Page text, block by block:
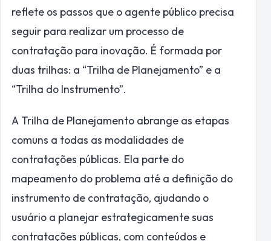
reflete os passos que o agente público precisa
seguir para realizar um processo de
contratação para inovação. É formada por
duas trilhas: a “Trilha de Planejamento” e a
“Trilha do Instrumento”.
A Trilha de Planejamento abrange as etapas
comuns a todas as modalidades de
contratações públicas. Ela parte do
mapeamento do problema até a definição do
instrumento de contratação, ajudando o
usuário a planejar estrategicamente suas
contratações públicas, com conteúdos e